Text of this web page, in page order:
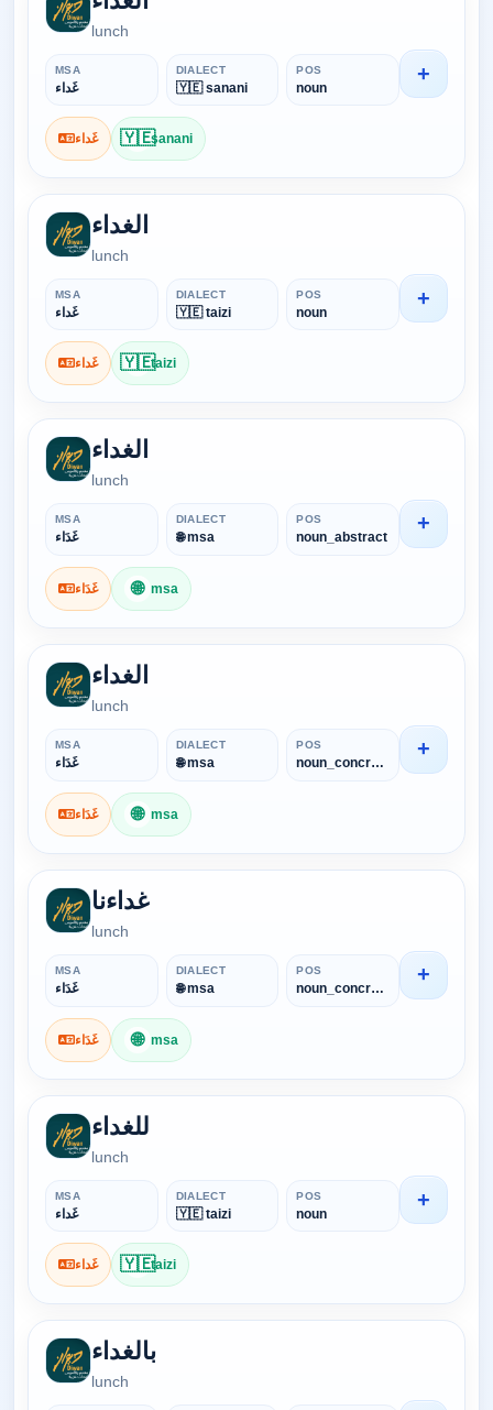
lunch
MSA
غَداء
DIALECT
🇾🇪 sanani
POS
noun
غَداء 🇾🇪sanani
+
الغداء
lunch
MSA
غَداء
DIALECT
🇾🇪 taizi
POS
noun
غَداء 🇾🇪taizi
+
الغداء
lunch
MSA
غَدَاء
DIALECT
🌐 msa
POS
noun_abstract
غَدَاء 🌐 msa
+
الغداء
lunch
MSA
غَدَاء
DIALECT
🌐 msa
POS
noun_concrete
غَدَاء 🌐 msa
+
غداءنا
lunch
MSA
غَدَاء
DIALECT
🌐 msa
POS
noun_concrete
غَدَاء 🌐 msa
+
للغداء
lunch
MSA
غَداء
DIALECT
🇾🇪 taizi
POS
noun
غَداء 🇾🇪taizi
+
بالغداء
lunch